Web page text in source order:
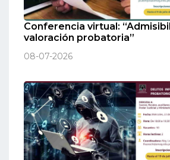
Conferencia virtual:
valoración probatoria”
08-07-2026